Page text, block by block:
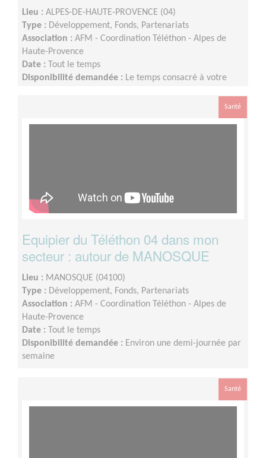
Lieu : ALPES-DE-HAUTE-PROVENCE (04)
Type : Développement, Fonds, Partenariats
Association : AFM - Coordination Téléthon - Alpes de
Haute-Provence
Date :
Tout le temps
Disponibilité demandée : Le temps consacré à votre
Santé
Equipier du Téléthon 04 dans mon
secteur : autour de MANOSQUE
Lieu : MANOSQUE (04100)
Type : Développement, Fonds, Partenariats
Association : AFM - Coordination Téléthon - Alpes de
Haute-Provence
Date :
Tout le temps
Disponibilité demandée : Environ une demi-journée par
semaine
Santé